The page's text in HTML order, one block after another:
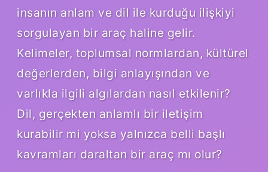
insanın anlam ve dil ile kurduğu ilişkiyi
sorgulayan bir araç haline gelir.
Kelimeler, toplumsal normlardan, kültürel
değerlerden, bilgi anlayışından ve
varlıkla ilgili algılardan nasıl etkilenir?
Dil, gerçekten anlamlı bir iletişim
kurabilir mi yoksa yalnızca belli başlı
kavramları daraltan bir araç mı olur?